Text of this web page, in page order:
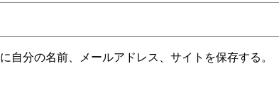
自分の名前、メールアドレス、サイトを保存する。